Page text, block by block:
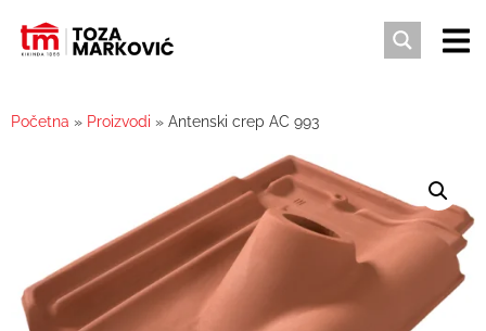
Početna » Proizvodi » Antenski crep AC 993